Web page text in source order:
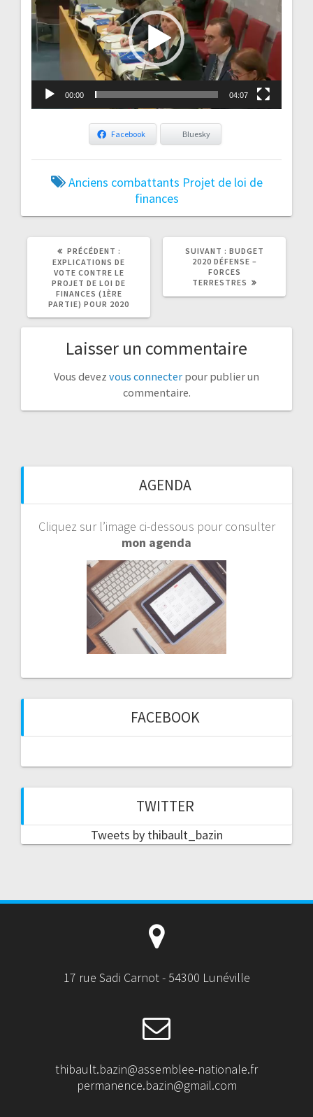
00:00 04:07
Facebook Bluesky
Anciens combattants Projet de loi de
finances
PRÉCÉDENT :
ARTICLE
PRÉCÉDENT
EXPLICATIONS DE
VOTE CONTRE LE
PROJET DE LOI DE
FINANCES (1ÈRE
PARTIE) POUR 2020
SUIVANT :
ARTICLE
BUDGET
2020 DÉFENSE –
FORCES
TERRESTRES
Laisser un commentaire
Vous devez vous connecter pour publier un
commentaire.
AGENDA
Cliquez sur l’image ci-dessous pour consulter
mon agenda
FACEBOOK
TWITTER
Tweets by thibault_bazin
17 rue Sadi Carnot - 54300 Lunéville
thibault.bazin@assemblee-nationale.fr
permanence.bazin@gmail.com